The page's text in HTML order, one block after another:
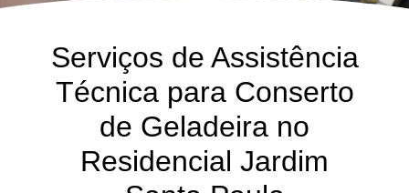
Serviços de Assistência
Técnica para Conserto
de Geladeira no
Residencial Jardim